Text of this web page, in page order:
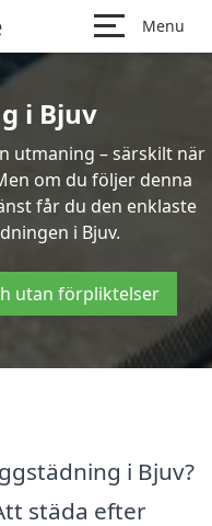
Menu
i Bjuv
utmaning – särskilt när
om du följer denna
får du den enklaste
i Bjuv.
utan förpliktelser
i Bjuv?
städa efter